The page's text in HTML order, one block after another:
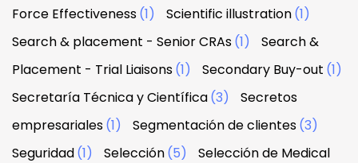
Force Effectiveness(1) Scientific illustration(1)
Search & placement - Senior CRAs(1)
Search &
Placement - Trial Liaisons(1) Secondary Buy-out (1)
Secretaría Técnica y Científica(3)
Secretos
empresariales(1) Segmentación de clientes(3)
Seguridad(1) Selección(5)
Selección de Medical